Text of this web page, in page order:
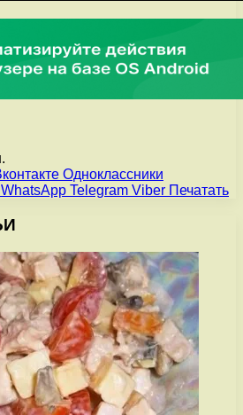
Одноклассники
WhatsApp Telegram Viber Печатать